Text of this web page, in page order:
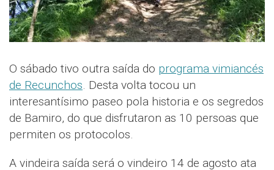
O sábado tivo outra saída do programa vimiancés
de Recunchos. Desta volta tocou un
interesantísimo paseo pola historia e os segredos
de Bamiro, do que disfrutaron as 10 persoas que
permiten os protocolos.
A vindeira saída será o vindeiro 14 de agosto ata